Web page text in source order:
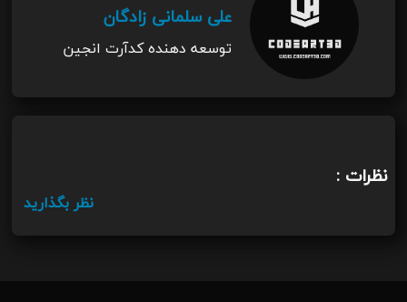
علی سلمانی زادگان
توسعه دهنده کدآرت انجین
نظرات :
نظر بگذارید